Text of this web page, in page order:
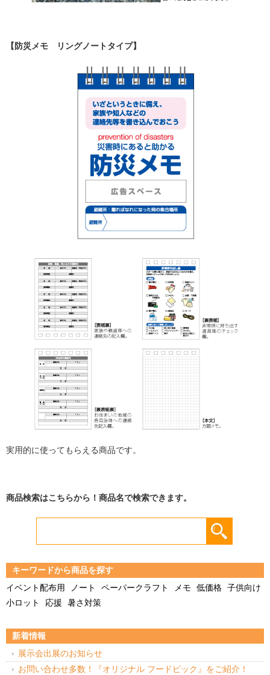
【防災メモ リングノートタイプ】
実用的に使ってもらえる商品です。
商品検索はこちらから！商品名で検索できます。
キーワードから商品を探す
イベント配布用
ノート ペーパークラフト メモ 低価格 子供向け
小ロット
応援 暑さ対策
新着情報
展示会出展のお知らせ
お問い合わせ多数！『オリジナル フードピック』をご紹介！